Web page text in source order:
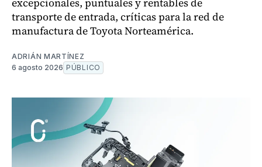
transporte de entrada, críticas para la red de
manufactura de Toyota Norteamérica.
ADRIÁN MARTÍNEZ
6 agosto 2026 PÚBLICO